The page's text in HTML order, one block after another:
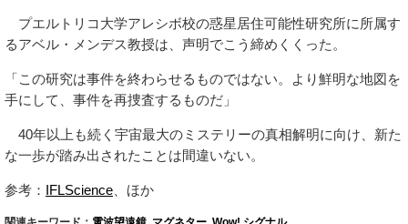
プエルトリコ大学アレシボ校の惑星居住可能性研究所に所属す
るアベル・メンデス教授は、声明でこう締めくくった。
「この研究は事件を終わらせるものではない。より鮮明な地図を
手にして、事件を再捜査するものだ」
40年以上も続く宇宙最大のミステリーの真相解明に向け、新た
な一歩が踏み出されたことは間違いない。
参考： IFLScience 、ほか